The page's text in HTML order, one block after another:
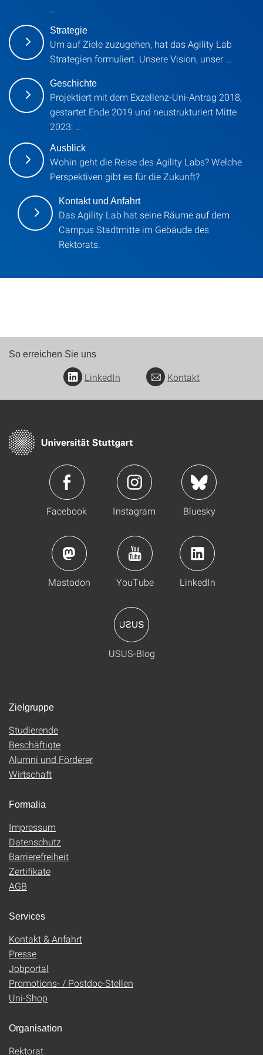
…
Strategie
Um auf Ziele zuzugehen, hat das Agility Lab
Strategien formuliert. Unsere Vision, unser …
Geschichte
Projektiert mit dem Exzellenz-Uni-Antrag 2018,
gestartet Ende 2019 und neustrukturiert Mitte
2023: …
Ausblick
Wohin geht die Reise des Agility Labs? Welche
Perspektiven gibt es für die Zukunft?
Kontakt und Anfahrt
Das Agility Lab hat seine Räume auf dem
Campus Stadtmitte im Gebäude des
Rektorats.
So erreichen Sie uns
LinkedIn Kontakt
Facebook Instagram Bluesky
Mastodon YouTube LinkedIn
USUS-Blog
Zielgruppe
Studierende
Beschäftigte
Alumni und Förderer
Wirtschaft
Formalia
Impressum
Datenschutz
Barrierefreiheit
Zertifikate
AGB
Services
Kontakt & Anfahrt
Presse
Jobportal
Promotions- / Postdoc-Stellen
Uni-Shop
Organisation
Rektorat